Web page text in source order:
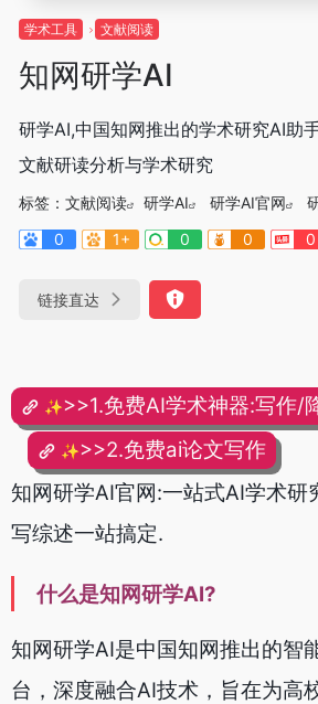
学术工具 文献阅读
知网研学AI
研学AI,中国知网推出的学术研究AI助
文献研读分析与学术研究
标签： 文献阅读 研学AI 研学AI官网
0
1+ 0 0 0
链接直达
✨>>1.免费AI学术神器:写作/
✨>>2.免费ai论文写作
知网研学AI官网:一站式AI学术研
写综述一站搞定.
什么是知网研学AI?
知网研学AI是中国知网推出的智
台，深度融合AI技术，旨在为高